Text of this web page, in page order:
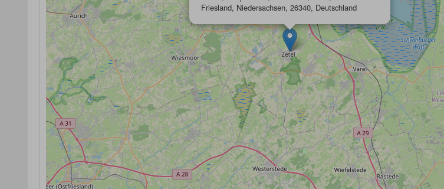
Friesland, Niedersachsen, 26340, Deutschland